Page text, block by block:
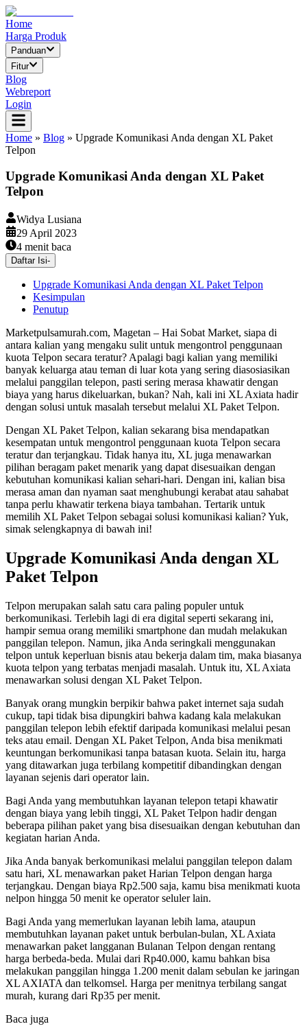
Home
Harga Produk
Panduan
Fitur
Blog
Webreport
Login
Home » Blog » Upgrade Komunikasi Anda dengan XL Paket
Telpon
Upgrade Komunikasi Anda dengan XL Paket
Telpon
Widya Lusiana
29 April 2023
4 menit baca
Daftar Isi-
Upgrade Komunikasi Anda dengan XL Paket Telpon
Kesimpulan
Penutup
Marketpulsamurah.com, Magetan – Hai Sobat Market, siapa di
antara kalian yang mengaku sulit untuk mengontrol penggunaan
kuota Telpon secara teratur? Apalagi bagi kalian yang memiliki
banyak keluarga atau teman di luar kota yang sering diasosiasikan
melalui panggilan telepon, pasti sering merasa khawatir dengan
biaya yang harus dikeluarkan, bukan? Nah, kali ini XL Axiata hadir
dengan solusi untuk masalah tersebut melalui XL Paket Telpon.
Dengan XL Paket Telpon, kalian sekarang bisa mendapatkan
kesempatan untuk mengontrol penggunaan kuota Telpon secara
teratur dan terjangkau. Tidak hanya itu, XL juga menawarkan
pilihan beragam paket menarik yang dapat disesuaikan dengan
kebutuhan komunikasi kalian sehari-hari. Dengan ini, kalian bisa
merasa aman dan nyaman saat menghubungi kerabat atau sahabat
tanpa perlu khawatir terkena biaya tambahan. Tertarik untuk
memilih XL Paket Telpon sebagai solusi komunikasi kalian? Yuk,
simak selengkapnya di bawah ini!
Upgrade Komunikasi Anda dengan XL
Paket Telpon
Telpon merupakan salah satu cara paling populer untuk
berkomunikasi. Terlebih lagi di era digital seperti sekarang ini,
hampir semua orang memiliki smartphone dan mudah melakukan
panggilan telepon. Namun, jika Anda seringkali menggunakan
telpon untuk keperluan bisnis atau bekerja dalam tim, maka biasanya
kuota telpon yang terbatas menjadi masalah. Untuk itu, XL Axiata
menawarkan solusi dengan XL Paket Telpon.
Banyak orang mungkin berpikir bahwa paket internet saja sudah
cukup, tapi tidak bisa dipungkiri bahwa kadang kala melakukan
panggilan telepon lebih efektif daripada komunikasi melalui pesan
teks atau email. Dengan XL Paket Telpon, Anda bisa menikmati
keuntungan berkomunikasi tanpa batasan kuota. Selain itu, harga
yang ditawarkan juga terbilang kompetitif dibandingkan dengan
layanan sejenis dari operator lain.
Bagi Anda yang membutuhkan layanan telepon tetapi khawatir
dengan biaya yang lebih tinggi, XL Paket Telpon hadir dengan
beberapa pilihan paket yang bisa disesuaikan dengan kebutuhan dan
kegiatan harian Anda.
Jika Anda banyak berkomunikasi melalui panggilan telepon dalam
satu hari, XL menawarkan paket Harian Telpon dengan harga
terjangkau. Dengan biaya Rp2.500 saja, kamu bisa menikmati kuota
nelpon hingga 50 menit ke operator seluler lain.
Bagi Anda yang memerlukan layanan lebih lama, ataupun
membutuhkan layanan paket untuk berbulan-bulan, XL Axiata
menawarkan paket langganan Bulanan Telpon dengan rentang
harga berbeda-beda. Mulai dari Rp40.000, kamu bahkan bisa
melakukan panggilan hingga 1.200 menit dalam sebulan ke jaringan
XL AXIATA dan telkomsel. Harga per menitnya terbilang sangat
murah, kurang dari Rp35 per menit.
Baca juga